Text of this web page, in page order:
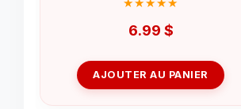
6.99 $
AJOUTER AU PANIER